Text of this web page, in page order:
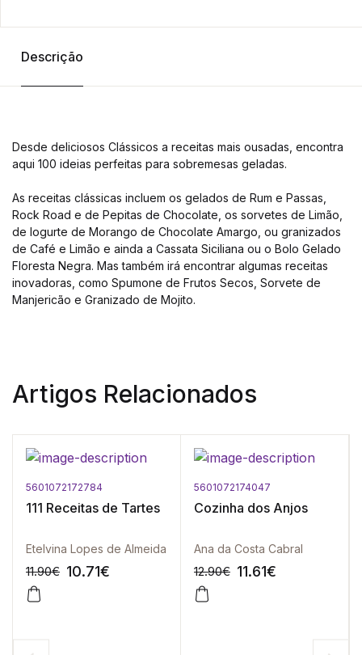
Descrição
Desde deliciosos Clássicos a receitas mais ousadas, encontra
aqui 100 ideias perfeitas para sobremesas geladas.
As receitas clássicas incluem os gelados de Rum e Passas,
Rock Road e de Pepitas de Chocolate, os sorvetes de Limão,
de Iogurte de Morango de Chocolate Amargo, ou granizados
de Café e Limão e ainda a Cassata Siciliana ou o Bolo Gelado
Floresta Negra. Mas também irá encontrar algumas receitas
inovadoras, como Spumone de Frutos Secos, Sorvete de
Manjericão e Granizado de Mojito.
Artigos Relacionados
5601072172784
111 Receitas de Tartes
Etelvina Lopes de Almeida
11.90€ 10.71€
5601072174047
Cozinha dos Anjos
Ana da Costa Cabral
12.90€ 11.61€